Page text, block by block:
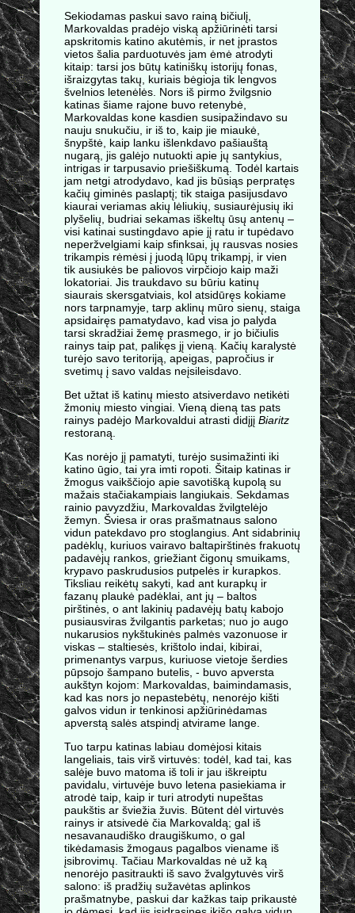
Sekiodamas paskui savo rainą bičiulį,
Markovaldas pradėjo viską apžiūrinėti tarsi
apskritomis katino akutėmis, ir net įprastos
vietos šalia parduotuvės jam ėmė atrodyti
kitaip: tarsi jos būtų katiniškų istorijų fonas,
išraizgytas takų, kuriais bėgioja tik lengvos
švelnios letenėlės. Nors iš pirmo žvilgsnio
katinas šiame rajone buvo retenybė,
Markovaldas kone kasdien susipažindavo su
nauju snukučiu, ir iš to, kaip jie miaukė,
šnypštė, kaip lanku išlenkdavo pašiauštą
nugarą, jis galėjo nutuokti apie jų santykius,
intrigas ir tarpusavio priešiškumą. Todėl kartais
jam netgi atrodydavo, kad jis būsiąs perpratęs
kačių giminės paslaptį; tik staiga pasijusdavo
kiaurai veriamas akių lėliukių, susiaurėjusių iki
plyšelių, budriai sekamas iškeltų ūsų antenų –
visi katinai sustingdavo apie jį ratu ir tupėdavo
neperžvelgiami kaip sfinksai, jų rausvas nosies
trikampis rėmėsi į juodą lūpų trikampį, ir vien
tik ausiukės be paliovos virpčiojo kaip maži
lokatoriai. Jis traukdavo su būriu katinų
siaurais skersgatviais, kol atsidūręs kokiame
nors tarpnamyje, tarp aklinų mūro sienų, staiga
apsidairęs pamatydavo, kad visa jo palyda
tarsi skradžiai žemę prasmego, ir jo bičiulis
rainys taip pat, palikęs jį vieną. Kačių karalystė
turėjo savo teritoriją, apeigas, papročius ir
svetimų į savo valdas neįsileisdavo.
Bet užtat iš katinų miesto atsiverdavo netikėti
žmonių miesto vingiai. Vieną dieną tas pats
rainys padėjo Markovaldui atrasti didįjį Biaritz
restoraną.
Kas norėjo jį pamatyti, turėjo susimažinti iki
katino ūgio, tai yra imti ropoti. Šitaip katinas ir
žmogus vaikščiojo apie savotišką kupolą su
mažais stačiakampiais langiukais. Sekdamas
rainio pavyzdžiu, Markovaldas žvilgtelėjo
žemyn. Šviesa ir oras prašmatnaus salono
vidun patekdavo pro stoglangius. Ant sidabrinių
padėklų, kuriuos vairavo baltapirštinės frakuotų
padavėjų rankos, griežiant čigonų smuikams,
krypavo paskrudusios putpelės ir kurapkos.
Tiksliau reikėtų sakyti, kad ant kurapkų ir
fazanų plaukė padėklai, ant jų – baltos
pirštinės, o ant lakinių padavėjų batų kabojo
pusiausviras žvilgantis parketas; nuo jo augo
nukarusios nykštukinės palmės vazonuose ir
viskas – staltiesės, krištolo indai, kibirai,
primenantys varpus, kuriuose vietoje šerdies
pūpsojo šampano butelis, - buvo apversta
aukštyn kojom: Markovaldas, baimindamasis,
kad kas nors jo nepastebėtų, nenorėjo kišti
galvos vidun ir tenkinosi apžiūrinėdamas
apverstą salės atspindį atvirame lange.
Tuo tarpu katinas labiau domėjosi kitais
langeliais, tais virš virtuvės: todėl, kad tai, kas
salėje buvo matoma iš toli ir jau iškreiptu
pavidalu, virtuvėje buvo letena pasiekiama ir
atrodė taip, kaip ir turi atrodyti nupeštas
paukštis ar šviežia žuvis. Būtent dėl virtuvės
rainys ir atsivedė čia Markovaldą; gal iš
nesavanaudiško draugiškumo, o gal
tikėdamasis žmogaus pagalbos viename iš
įsibrovimų. Tačiau Markovaldas nė už ką
nenorėjo pasitraukti iš savo žvalgytuvės virš
salono: iš pradžių sužavėtas aplinkos
prašmatnybe, paskui dar kažkas taip prikaustė